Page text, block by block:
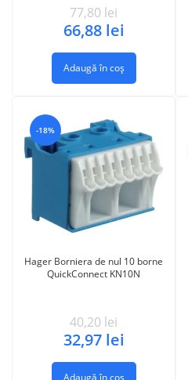
77,80 lei
66,88 lei
Adaugă în coș
-18%
Hager Borniera de nul 10 borne
QuickConnect KN10N
40,20 lei
32,97 lei
Adaugă în coș